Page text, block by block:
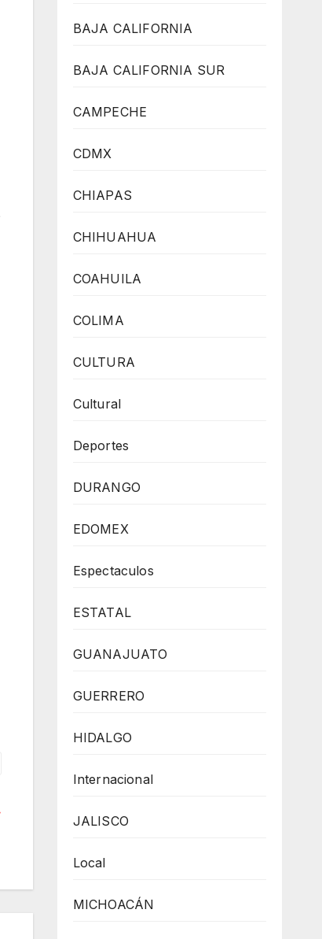
BAJA CALIFORNIA
BAJA CALIFORNIA SUR
CAMPECHE
CDMX
CHIAPAS
CHIHUAHUA
COAHUILA
COLIMA
CULTURA
Cultural
Deportes
DURANGO
EDOMEX
Espectaculos
ESTATAL
GUANAJUATO
GUERRERO
HIDALGO
Internacional
JALISCO
Local
MICHOACÁN